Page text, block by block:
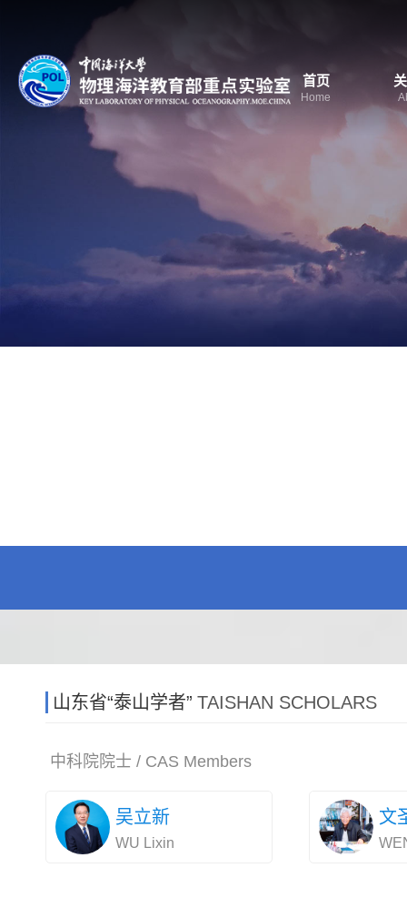
首页
Home
山东省“泰山学者” TAISHAN SCHOLARS
中科院院士 / CAS Members
吴立新
WU Lixin
文